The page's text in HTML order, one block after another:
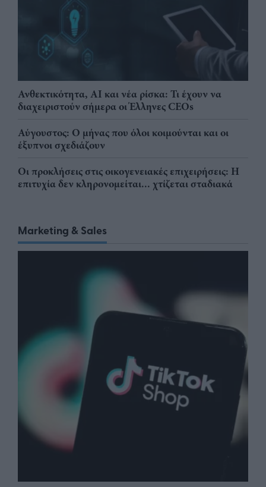
Ανθεκτικότητα, AI και νέα ρίσκα: Τι έχουν να
διαχειριστούν σήμερα οι Έλληνες CEOs
Αύγουστος: Ο μήνας που όλοι κοιμούνται και οι
έξυπνοι σχεδιάζουν
Οι προκλήσεις στις οικογενειακές επιχειρήσεις: Η
επιτυχία δεν κληρονομείται... χτίζεται σταδιακά
Marketing & Sales